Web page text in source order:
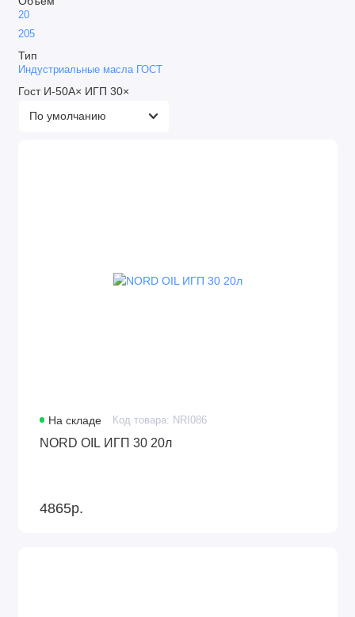
20
205
Тип
Индустриальные масла ГОСТ
Гост И-50А× ИГП 30×
Шпиндельное
На складе Код товара: NRI086
NORD OIL ИГП 30 20л
4865р.